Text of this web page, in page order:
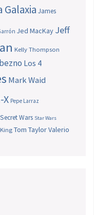
Galaxia James
Jed MacKay Jeff
Kelly Thompson
Los 4
Mark Waid
X Pepe Larraz
Secret Wars Star Wars
Tom TaylorValerio